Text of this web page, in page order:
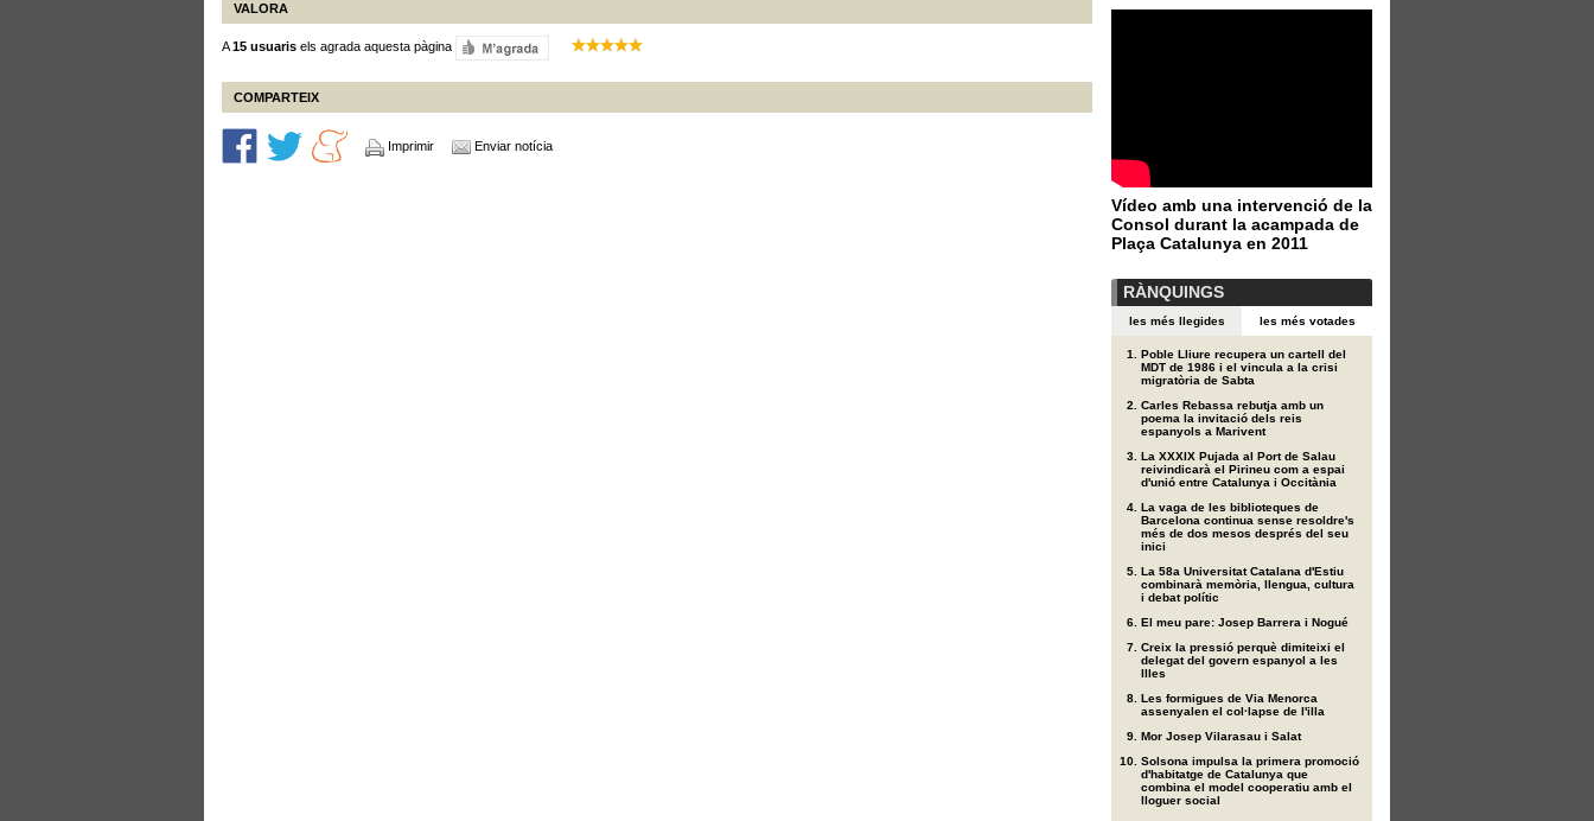
VALORA
A15 usuaris els agrada aquesta pàgina
COMPARTEIX
Imprimir Enviar notícia
Vídeo amb una intervenció de la
Consol durant la acampada de
Plaça Catalunya en 2011
RÀNQUINGS
les més llegides les més votades
Poble Lliure recupera un cartell del
MDT de 1986 i el vincula a la crisi
migratòria de Sabta
Carles Rebassa rebutja amb un
poema la invitació dels reis
espanyols a Marivent
La XXXIX Pujada al Port de Salau
reivindicarà el Pirineu com a espai
d'unió entre Catalunya i Occitània
La vaga de les biblioteques de
Barcelona continua sense resoldre's
més de dos mesos després del seu
inici
La 58a Universitat Catalana d'Estiu
combinarà memòria, llengua, cultura
i debat polític
El meu pare: Josep Barrera i Nogué
Creix la pressió perquè dimiteixi el
delegat del govern espanyol a les
Illes
Les formigues de Via Menorca
assenyalen el col·lapse de l'illa
Mor Josep Vilarasau i Salat
Solsona impulsa la primera promoció
d'habitatge de Catalunya que
combina el model cooperatiu amb el
lloguer social